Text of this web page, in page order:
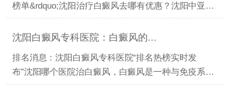
榜单&rdquo;沈阳治疗白癜风去哪有优惠？沈阳中亚白
癜风正规吗
沈阳白癜风专科医院：白癜风的治疗原则是什么？
排名消息：沈阳白癜风专科医院“排名热榜实时发
布”沈阳哪个医院治白癜风，白癜风是一种与免疫系统
相关的皮肤病